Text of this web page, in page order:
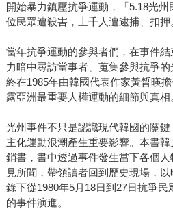
開始暴力鎮壓抗爭運動，「5.18光
位民眾遭殺害，上千人遭逮捕、扣押
當年抗爭運動的參與者們，在事件
力暗中尋訪當事者、蒐集參與抗爭
終在1985年由韓國代表作家黃晳暎
露亞洲最重要人權運動的細節與真相
光州事件不只是認識現代韓國的關
主化運動浪潮產生重要影響。本書
銷書，書中透過事件發生當下各個
見所聞，帶領讀者回到歷史現場，
錄下從1980年5月18日到27日抗爭
的事件演進。